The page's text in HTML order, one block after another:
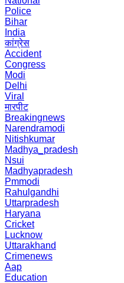
Police
Bihar
India
कांग्रेस
Accident
Congress
Modi
Delhi
Viral
मारपीट
Breakingnews
Narendramodi
Nitishkumar
Madhya_pradesh
Nsui
Madhyapradesh
Pmmodi
Rahulgandhi
Uttarpradesh
Haryana
Cricket
Lucknow
Uttarakhand
Crimenews
Aap
Education